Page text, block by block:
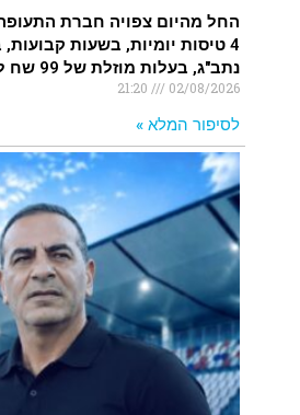
החל מהיום צפויה חברת
4 טיסות יומיות, בשעות
נתב"ג, בעלות מוזלת של 99 שח לכרטיס לכיוון
02/08/2026
לסיפור המלא »